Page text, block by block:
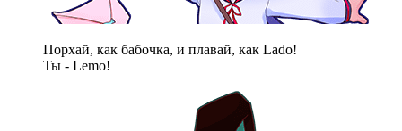
Порхай, как бабочка, и плавай, как Lado!
Ты - Lemo!